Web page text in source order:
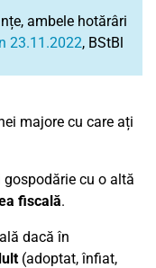
ambele hotărâri
23.11.2022, BStBl
majore cu care ați
cu o altă
fiscală.
dacă în
(adoptat, înfiat,